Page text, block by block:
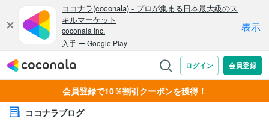
会員登録で10％割引クーポンを獲得！
ココナラブログ